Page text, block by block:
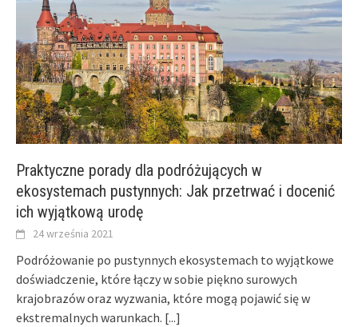
Praktyczne porady dla podróżujących w
ekosystemach pustynnych: Jak przetrwać i docenić
ich wyjątkową urodę
24 września 2021
Podróżowanie po pustynnych ekosystemach to wyjątkowe
doświadczenie, które łączy w sobie piękno surowych
krajobrazów oraz wyzwania, które mogą pojawić się w
ekstremalnych warunkach. [...]